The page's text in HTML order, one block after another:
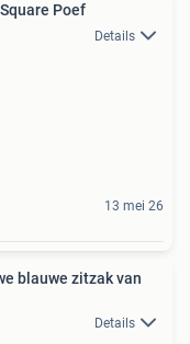
Poef
Details
13 mei 26
blauwe zitzak van
Details